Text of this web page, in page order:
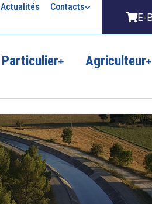
Actualités Contacts
E-
Particulier Agriculteur